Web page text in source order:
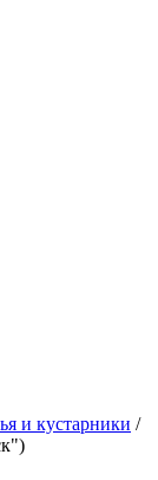
и кустарники /